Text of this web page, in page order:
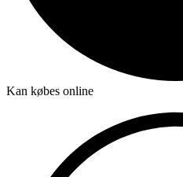
Kan købes online